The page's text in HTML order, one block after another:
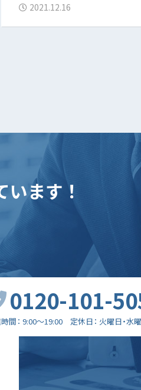
2021.12.16
ます！
0120-101-
間 9:00～19:00 定休日 火曜日・水